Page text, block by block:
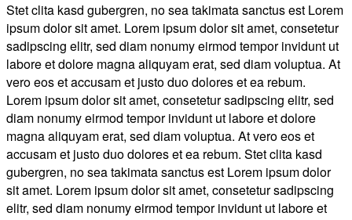
Stet clita kasd gubergren, no sea takimata sanctus est Lorem
ipsum dolor sit amet. Lorem ipsum dolor sit amet, consetetur
sadipscing elitr, sed diam nonumy eirmod tempor invidunt ut
labore et dolore magna aliquyam erat, sed diam voluptua. At
vero eos et accusam et justo duo dolores et ea rebum.
Lorem ipsum dolor sit amet, consetetur sadipscing elitr, sed
diam nonumy eirmod tempor invidunt ut labore et dolore
magna aliquyam erat, sed diam voluptua. At vero eos et
accusam et justo duo dolores et ea rebum. Stet clita kasd
gubergren, no sea takimata sanctus est Lorem ipsum dolor
sit amet. Lorem ipsum dolor sit amet, consetetur sadipscing
elitr, sed diam nonumy eirmod tempor invidunt ut labore et